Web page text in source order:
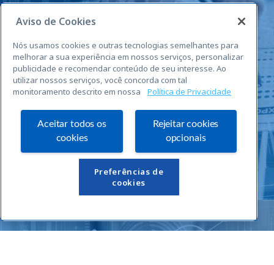
Links Úteis
Aviso de Cookies
Nós usamos cookies e outras tecnologias semelhantes para
melhorar a sua experiência em nossos serviços, personalizar
publicidade e recomendar conteúdo de seu interesse. Ao
utilizar nossos serviços, você concorda com tal
monitoramento descrito em nossa
Política de Privacidade
Aceitar todos os
cookies
Rejeitar cookies
opcionais
Preferências de
cookies